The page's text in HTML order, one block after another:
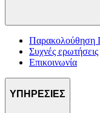
Παρακολούθηση
Συχνές ερωτήσεις
Επικοινωνία
ΥΠΗΡΕΣΙΕΣ